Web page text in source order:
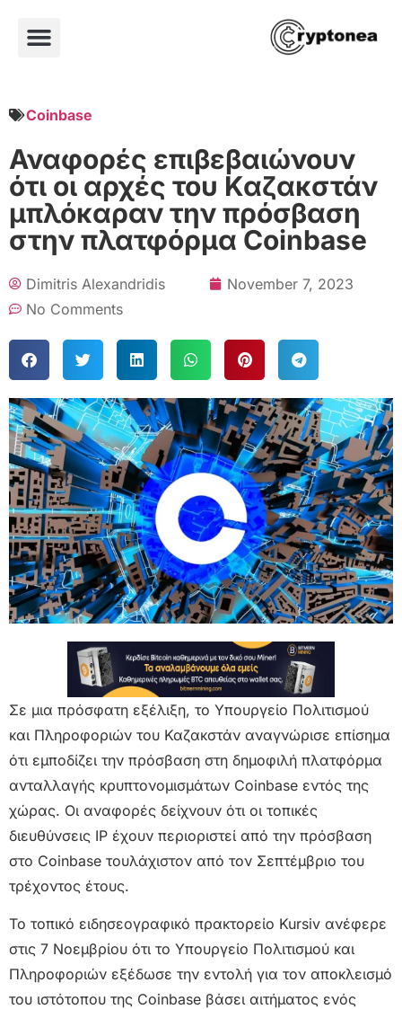
Coinbase
Αναφορές επιβεβαιώνουν
ότι οι αρχές του Καζακστάν
μπλόκαραν την πρόσβαση
στην πλατφόρμα Coinbase
Dimitris Alexandridis
November 7, 2023
No Comments
Σε μια πρόσφατη εξέλιξη, το Υπουργείο Πολιτισμού
και Πληροφοριών του Καζακστάν αναγνώρισε επίσημα
ότι εμποδίζει την πρόσβαση στη δημοφιλή πλατφόρμα
ανταλλαγής κρυπτονομισμάτων Coinbase εντός της
χώρας. Οι αναφορές δείχνουν ότι οι τοπικές
διευθύνσεις IP έχουν περιοριστεί από την πρόσβαση
στο Coinbase τουλάχιστον από τον Σεπτέμβριο του
τρέχοντος έτους.
Το τοπικό ειδησεογραφικό πρακτορείο Kursiv ανέφερε
στις 7 Νοεμβρίου ότι το Υπουργείο Πολιτισμού και
Πληροφοριών εξέδωσε την εντολή για τον αποκλεισμό
του ιστότοπου της Coinbase βάσει αιτήματος ενός